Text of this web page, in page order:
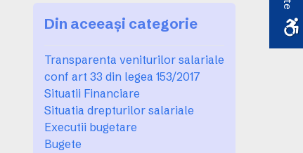
Din aceeași categorie
Transparenta veniturilor salariale
conf art 33 din legea 153/2017
Situatii Financiare
Situatia drepturilor salariale
Executii bugetare
Bugete